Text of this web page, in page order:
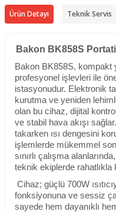
Ürün Detayı Teknik Servis
Bakon BK858S
Bakon BK858S, kompakt
profesyonel işlevleri ile
istasyonudur. Elektronik
kurutma ve yeniden
olan bu cihaz, dijital
ve stabil hava akışı
takarken ısı dengesini
işlemlerde mükemmel
sınırlı çalışma
teknik ekiplerde rahatlıkla
Cihaz; güçlü 700W
fonksiyonuna ve sessiz
sayede hem dayanıklı